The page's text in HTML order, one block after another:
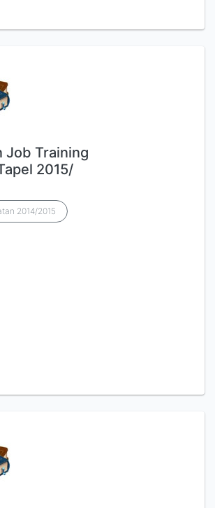
Job Training
2015/
2014/2015